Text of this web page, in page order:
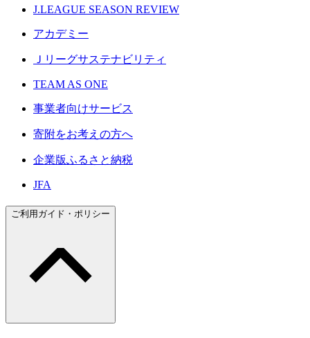
J.LEAGUE SEASON REVIEW
アカデミー
Ｊリーグサステナビリティ
TEAM AS ONE
事業者向けサービス
寄附をお考えの方へ
企業版ふるさと納税
JFA
ご利用ガイド・ポリシー